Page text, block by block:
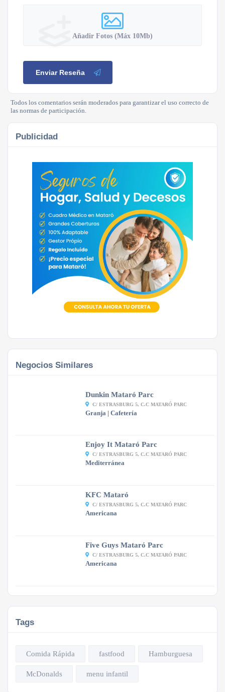
Añadir Fotos (Máx 10Mb)
Enviar Reseña
Todos los comentarios serán moderados para garantizar el uso correcto de
las normas de participación.
Publicidad
Negocios Similares
Dunkin Mataró Parc
C/ ESTRASBURG 5, C.C MATARÓ PARC
Granja | Cafetería
Enjoy It Mataró Parc
C/ ESTRASBURG 5, C.C MATARÓ PARC
Mediterránea
KFC Mataró
C/ ESTRASBURG 5, C.C MATARÓ PARC
Americana
Five Guys Mataró Parc
C/ ESTRASBURG 5, C.C MATARÓ PARC
Americana
Tags
Comida Rápida fastfood Hamburguesa
McDonalds menu infantil